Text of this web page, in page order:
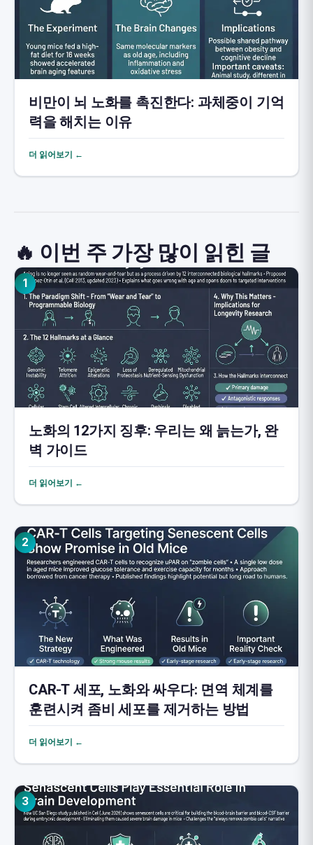
비만이 뇌 노화를 촉진한다: 과체중이 기억
력을 해치는 이유
더 읽어보기 ←
🔥 이번 주 가장 많이 읽힌 글
1
노화의 12가지 징후: 우리는 왜 늙는가, 완
벽 가이드
더 읽어보기 ←
2
CAR-T 세포, 노화와 싸우다: 면역 체계를
훈련시켜 좀비 세포를 제거하는 방법
더 읽어보기 ←
3